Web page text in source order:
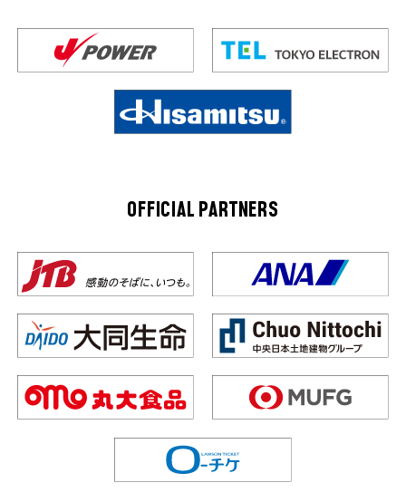
OFFICIAL PARTNERS